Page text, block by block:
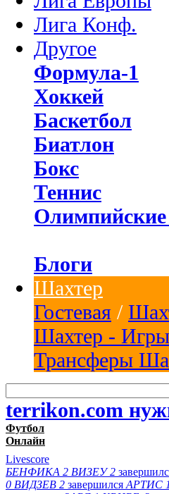
Лига Конф.
Другое
Формула-1
Хоккей
Баскетбол
Биатлон
Бокс
Теннис
Блоги
Шахтер
Гостевая /
Шахтер - Игры
Трансферы
terrikon.com
Футбол
Онлайн
Livescore
БЕНФИКА 2 ВИЗЕУ 2
0 ВИДЗЕВ 2 завершился АРТИС 1